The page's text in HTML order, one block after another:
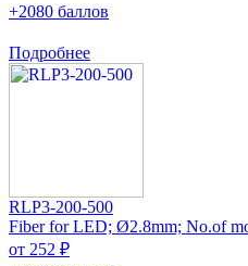
+2080 баллов
Подробнее
RLP3-200-500
Fiber for LED; Ø2.8mm; No.of
от 252 ₽